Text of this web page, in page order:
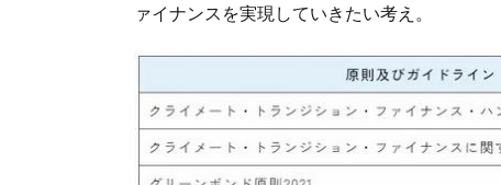
ァイナンスを実現していきたい考え。